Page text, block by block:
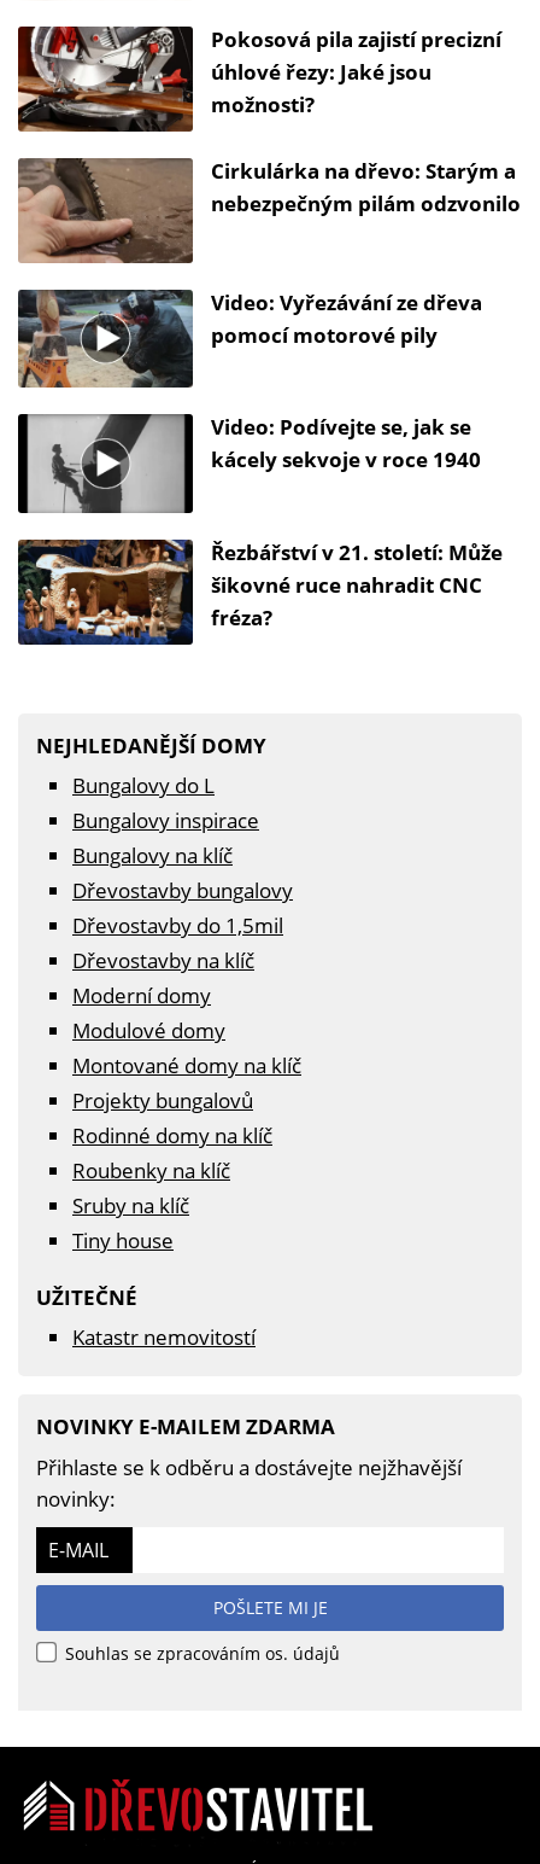
Pokosová pila zajistí precizní
úhlové řezy: Jaké jsou
možnosti?
Cirkulárka na dřevo: Starým a
nebezpečným pilám odzvonilo
Video: Vyřezávání ze dřeva
pomocí motorové pily
Video: Podívejte se, jak se
kácely sekvoje v roce 1940
Řezbářství v 21. století: Může
šikovné ruce nahradit CNC
fréza?
NEJHLEDANĚJŠÍ DOMY
Bungalovy do L
Bungalovy inspirace
Bungalovy na klíč
Dřevostavby bungalovy
Dřevostavby do 1,5mil
Dřevostavby na klíč
Moderní domy
Modulové domy
Montované domy na klíč
Projekty bungalovů
Rodinné domy na klíč
Roubenky na klíč
Sruby na klíč
Tiny house
UŽITEČNÉ
Katastr nemovitostí
NOVINKY E-MAILEM ZDARMA
Přihlaste se k odběru a dostávejte nejžhavější
novinky:
E-MAIL
POŠLETE MI JE
Souhlas se zpracováním os. údajů